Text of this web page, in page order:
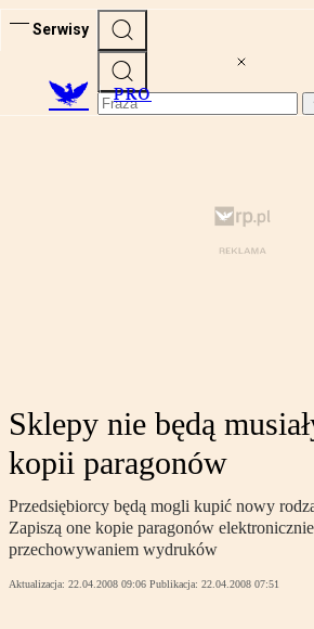
Serwisy
PRO
Sklepy nie będą
kopii paragonów
Przedsiębiorcy będą mogli kupić nowy
Zapiszą one kopie paragonów
przechowywaniem wydruków
Aktualizacja: 22.04.2008 09:06 Publikacja: 22.04.2008 07:51